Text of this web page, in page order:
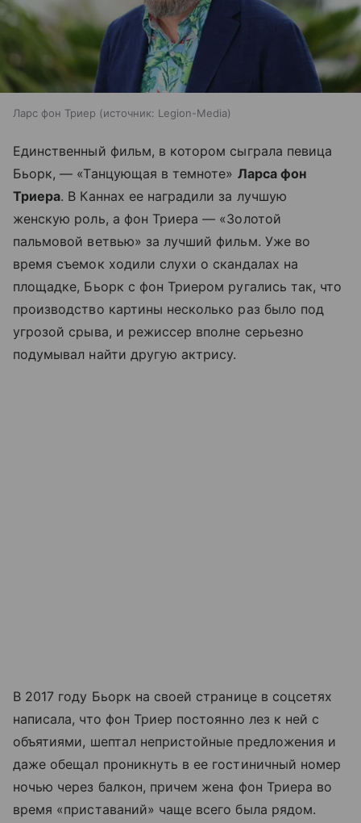
Ларс фон Триер источник: Legion-Media
Единственный фильм, в котором сыграла певица
Бьорк, — «Танцующая в темноте» Ларса фон
Триера. В Каннах ее наградили за лучшую
женскую роль, а фон Триера — «Золотой
пальмовой ветвью» за лучший фильм. Уже во
время съемок ходили слухи о скандалах на
площадке, Бьорк с фон Триером ругались так, что
производство картины несколько раз было под
угрозой срыва, и режиссер вполне серьезно
подумывал найти другую актрису.
В 2017 году Бьорк на своей странице в соцсетях
написала, что фон Триер постоянно лез к ней с
объятиями, шептал непристойные предложения и
даже обещал проникнуть в ее гостиничный номер
ночью через балкон, причем жена фон Триера во
время «приставаний» чаще всего была рядом.